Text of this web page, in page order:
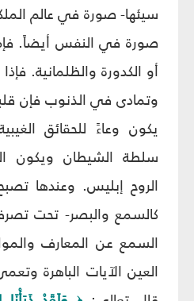
سيئها- صورة في عالم
صورة في النفس أيضاً.
أو الكدورة والظلمانية.
وتمادى في الذنوب فإن
يكون وعاءً للحقائق
سلطة الشيطان ويكون
الروح إبليس. وعندها
كالسمع والبصر- تحت
السمع عن المعارف
العين الآيات الباهرة